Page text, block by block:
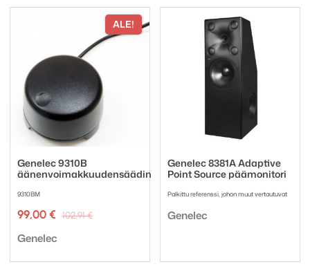
ALE!
Genelec 9310B
äänenvoimakkuudensäädin
9310BM
102,91€Alkuperäinen
99,00 €
Nykyinen
Tuotemerkki:
Genelec
Genelec 8381A Adaptive
Point Source päämonitori
Palkittu referenssi, johon muut vertautuvat
Tuotemerkki:
Genelec